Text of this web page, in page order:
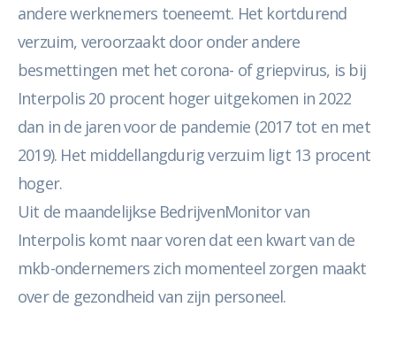
andere werknemers toeneemt. Het kortdurend
verzuim, veroorzaakt door onder andere
besmettingen met het corona- of griepvirus, is bij
Interpolis 20 procent hoger uitgekomen in 2022
dan in de jaren voor de pandemie (2017 tot en met
2019). Het middellangdurig verzuim ligt 13 procent
hoger.
Uit de maandelijkse BedrijvenMonitor van
Interpolis komt naar voren dat een kwart van de
mkb-ondernemers zich momenteel zorgen maakt
over de gezondheid van zijn personeel.